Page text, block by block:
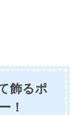
飾るポ
！